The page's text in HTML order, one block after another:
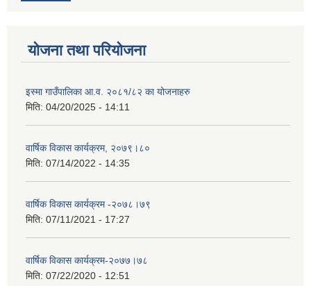
योजना तथा परियोजना
इस्मा गाउँपालिका आ.व. २०८१/८२ का योजनाहरु
मिति: 04/20/2025 - 14:11
वार्षिक विकास कार्यक्रम, २०७९।८०
मिति: 07/14/2022 - 14:35
वार्षिक विकास कार्यक्रम -२०७८।७९
मिति: 07/11/2021 - 17:27
वार्षिक विकास कार्यक्रम-२०७७।७८
मिति: 07/22/2020 - 12:51